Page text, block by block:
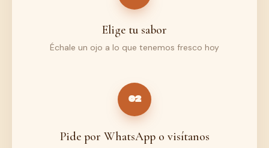
Elige tu sabor
Échale un ojo a lo que tenemos fresco hoy
02
Pide por WhatsApp o visítanos